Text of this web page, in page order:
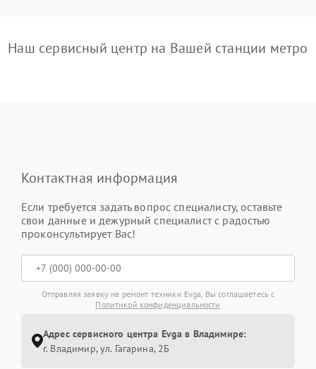
Наш сервисный центр на Вашей станции метро
Контактная информация
Если требуется задать вопрос специалисту, оставьте
свои данные и дежурный специалист с радостью
проконсультирует Вас!
Отправляя заявку на ремонт техники Evga, Вы соглашаетесь с
Политикой конфиденциальности
Адрес сервисного центра Evga в Владимире:
г. Владимир, ул. Гагарина, 2Б